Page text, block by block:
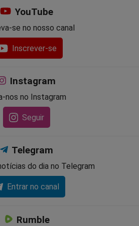
YouTube
se no nosso canal
Inscrever-se
Instagram
nos no Instagram
Seguir
Telegram
do dia no Telegram
Entrar no canal
Rumble